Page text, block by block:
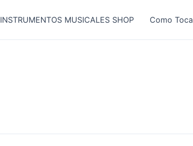
INSTRUMENTOS MUSICALES SHOP Como